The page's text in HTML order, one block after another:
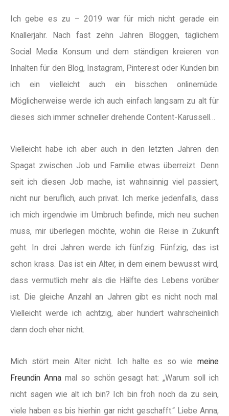
Ich gebe es zu – 2019 war für mich nicht gerade ein
Knallerjahr. Nach fast zehn Jahren Bloggen, täglichem
Social Media Konsum und dem ständigen kreieren von
Inhalten für den Blog, Instagram, Pinterest oder Kunden bin
ich ein vielleicht auch ein bisschen onlinemüde.
Möglicherweise werde ich auch einfach langsam zu alt für
dieses sich immer schneller drehende Content-Karussell…
Vielleicht habe ich aber auch in den letzten Jahren den
Spagat zwischen Job und Familie etwas überreizt. Denn
seit ich diesen Job mache, ist wahnsinnig viel passiert,
nicht nur beruflich, auch privat. Ich merke jedenfalls, dass
ich mich irgendwie im Umbruch befinde, mich neu suchen
muss, mir überlegen möchte, wohin die Reise in Zukunft
geht. In drei Jahren werde ich fünfzig. Fünfzig, das ist
schon krass. Das ist ein Alter, in dem einem bewusst wird,
dass vermutlich mehr als die Hälfte des Lebens vorüber
ist. Die gleiche Anzahl an Jahren gibt es nicht noch mal.
Vielleicht werde ich achtzig, aber hundert wahrscheinlich
dann doch eher nicht.
Mich stört mein Alter nicht. Ich halte es so wie meine
Freundin Annamal so schön gesagt hat: „Warum soll ich
nicht sagen wie alt ich bin? Ich bin froh noch da zu sein,
viele haben es bis hierhin gar nicht geschafft.“ Liebe Anna,